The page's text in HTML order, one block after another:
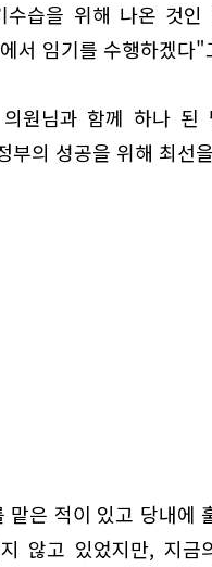
습을 위해 나온 것
서 임기를 수행하겠다"
원님과 함께 하나 된
부의 성공을 위해 최선
은 적이 있고 당내에
않고 있었지만, 지금